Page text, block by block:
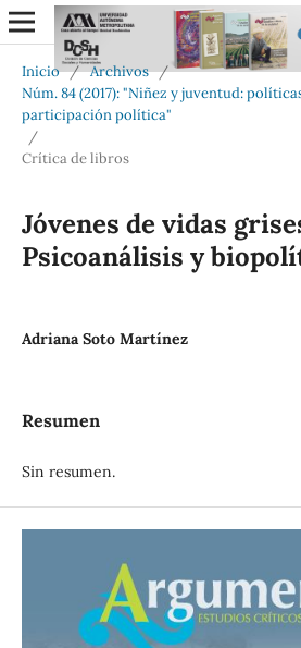
Inicio / Archivos /
Núm. 84 (2017): "Niñez y juventud:
participación política"
/
Crítica de libros
Jóvenes de vidas
Psicoanálisis y
Adriana Soto Martínez
Resumen
Sin resumen.